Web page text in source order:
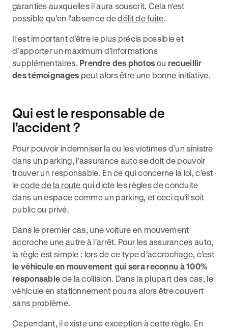
garanties auxquelles il aura souscrit. Cela n'est
possible qu'en l'absence dedélit de fuite.
Il est important d’être le plus précis possible et
d’apporter un maximum d’informations
supplémentaires. Prendre des photos ou recueillir
des témoignages peut alors être une bonne initiative.
Qui est le responsable de
l’accident ?
Pour pouvoir indemniser la ou les victimes d’un sinistre
dans un parking, l’assurance auto se doit de pouvoir
trouver un responsable. En ce qui concerne la loi, c’est
le code de la route qui dicte les règles de conduite
dans un espace comme un parking, et ceci qu’il soit
public ou privé.
Dans le premier cas, une voiture en mouvement
accroche une autre à l'arrêt. Pour les assurances auto,
la règle est simple : lors de ce type d’accrochage, c’est
le véhicule en mouvement qui sera reconnu à 100%
responsable de la collision. Dans la plupart des cas, le
véhicule en stationnement pourra alors être couvert
sans problème.
Cependant, il existe une exception à cette règle. En